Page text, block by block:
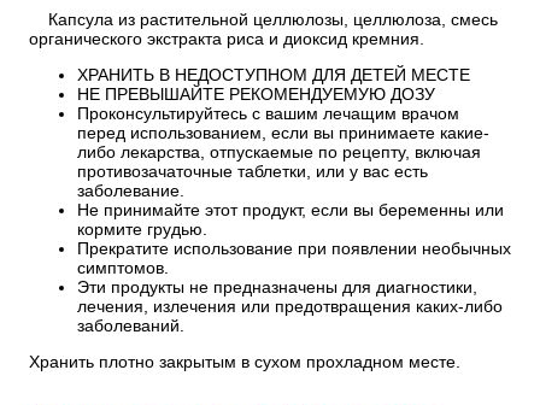
Капсула из растительной целлюлозы, целлюлоза, смесь
органического экстракта риса и диоксид кремния.
ХРАНИТЬ В НЕДОСТУПНОМ ДЛЯ ДЕТЕЙ МЕСТЕ
НЕ ПРЕВЫШАЙТЕ РЕКОМЕНДУЕМУЮ ДОЗУ
Проконсультируйтесь с вашим лечащим врачом
перед использованием, если вы принимаете какие-
либо лекарства, отпускаемые по рецепту, включая
противозачаточные таблетки, или у вас есть
заболевание.
Не принимайте этот продукт, если вы беременны или
кормите грудью.
Прекратите использование при появлении необычных
симптомов.
Эти продукты не предназначены для диагностики,
лечения, излечения или предотвращения каких-либо
заболеваний.
Хранить плотно закрытым в сухом прохладном месте.